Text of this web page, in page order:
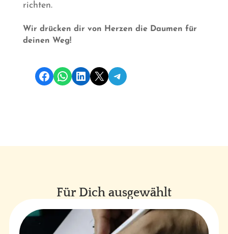
richten.
Wir drücken dir von Herzen die Daumen für
deinen Weg!
Share on Facebook
Share on WhatsApp
Share on LinkedIn
Share on X Share on Telegram
Für Dich ausgewählt